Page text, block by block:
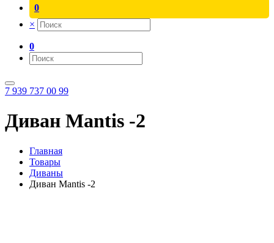
0
×
0
7 939 737 00 99
Диван Mantis -2
Главная
Товары
Диваны
Диван Mantis -2